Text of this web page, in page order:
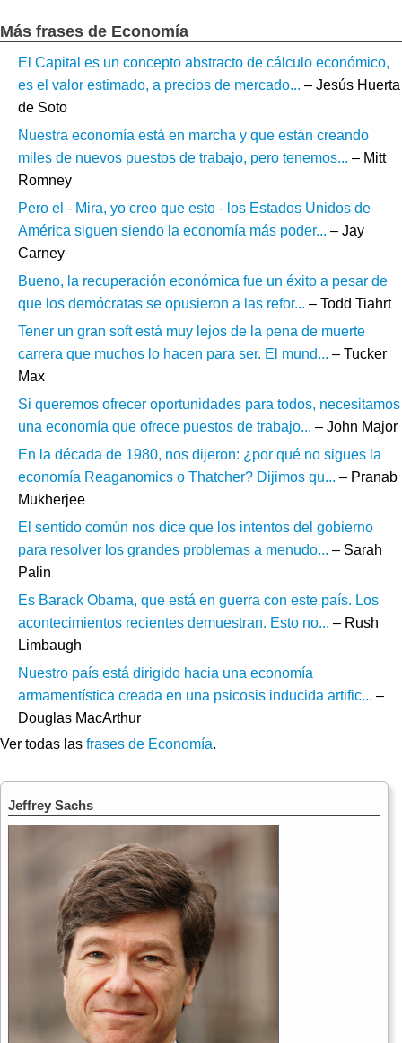
Más frases de Economía
El Capital es un concepto abstracto de cálculo económico,
es el valor estimado, a precios de mercado... – Jesús Huerta
de Soto
Nuestra economía está en marcha y que están creando
miles de nuevos puestos de trabajo, pero tenemos... – Mitt
Romney
Pero el - Mira, yo creo que esto - los Estados Unidos de
América siguen siendo la economía más poder... – Jay
Carney
Bueno, la recuperación económica fue un éxito a pesar de
que los demócratas se opusieron a las refor... – Todd Tiahrt
Tener un gran soft está muy lejos de la pena de muerte
carrera que muchos lo hacen para ser. El mund... – Tucker
Max
Si queremos ofrecer oportunidades para todos, necesitamos
una economía que ofrece puestos de trabajo... – John Major
En la década de 1980, nos dijeron: ¿por qué no sigues la
economía Reaganomics o Thatcher? Dijimos qu... – Pranab
Mukherjee
El sentido común nos dice que los intentos del gobierno
para resolver los grandes problemas a menudo... – Sarah
Palin
Es Barack Obama, que está en guerra con este país. Los
acontecimientos recientes demuestran. Esto no... – Rush
Limbaugh
Nuestro país está dirigido hacia una economía
armamentística creada en una psicosis inducida artific... –
Douglas MacArthur
Ver todas las frases de Economía.
Jeffrey Sachs